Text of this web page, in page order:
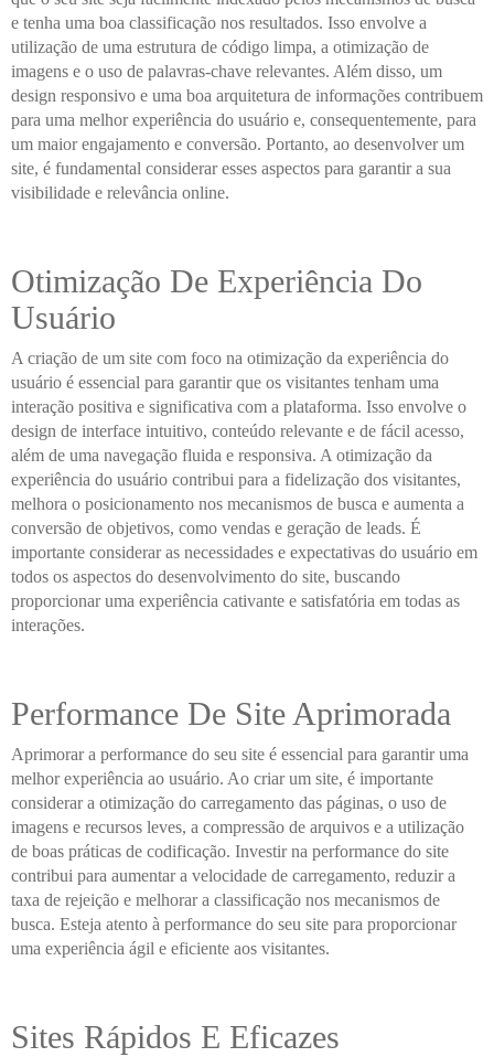
e tenha uma boa classificação nos resultados. Isso envolve a
utilização de uma estrutura de código limpa, a otimização de
imagens e o uso de palavras-chave relevantes. Além disso, um
design responsivo e uma boa arquitetura de informações contribuem
para uma melhor experiência do usuário e, consequentemente, para
um maior engajamento e conversão. Portanto, ao desenvolver um
site, é fundamental considerar esses aspectos para garantir a sua
visibilidade e relevância online.
Otimização De Experiência Do
Usuário
A criação de um site com foco na otimização da experiência do
usuário é essencial para garantir que os visitantes tenham uma
interação positiva e significativa com a plataforma. Isso envolve o
design de interface intuitivo, conteúdo relevante e de fácil acesso,
além de uma navegação fluida e responsiva. A otimização da
experiência do usuário contribui para a fidelização dos visitantes,
melhora o posicionamento nos mecanismos de busca e aumenta a
conversão de objetivos, como vendas e geração de leads. É
importante considerar as necessidades e expectativas do usuário em
todos os aspectos do desenvolvimento do site, buscando
proporcionar uma experiência cativante e satisfatória em todas as
interações.
Performance De Site Aprimorada
Aprimorar a performance do seu site é essencial para garantir uma
melhor experiência ao usuário. Ao criar um site, é importante
considerar a otimização do carregamento das páginas, o uso de
imagens e recursos leves, a compressão de arquivos e a utilização
de boas práticas de codificação. Investir na performance do site
contribui para aumentar a velocidade de carregamento, reduzir a
taxa de rejeição e melhorar a classificação nos mecanismos de
busca. Esteja atento à performance do seu site para proporcionar
uma experiência ágil e eficiente aos visitantes.
Sites Rápidos E Eficazes